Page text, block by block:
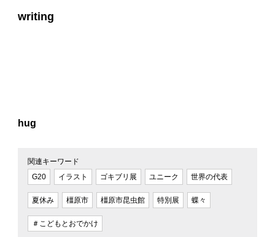
writing
hug
関連キーワード
G20
イラスト ゴキブリ展 ユニーク 世界の代表
夏休み 橿原市 橿原市昆虫館 特別展 蝶々
＃こどもとおでかけ